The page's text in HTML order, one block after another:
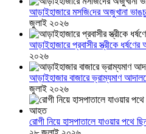
আড়াইহাজারে মস‌জি‌দের অজুখানা
জুলাই ২০২৬
আড়াইহাজারে প্রবাসীর স্ত্রীকে
২০২৬
আড়াইহাজার বাজারে ভ্রাম্যমাণ
জুলাই ২০২৬
রোগী নিয়ে হাসপাতালে যাওয়ার পথে